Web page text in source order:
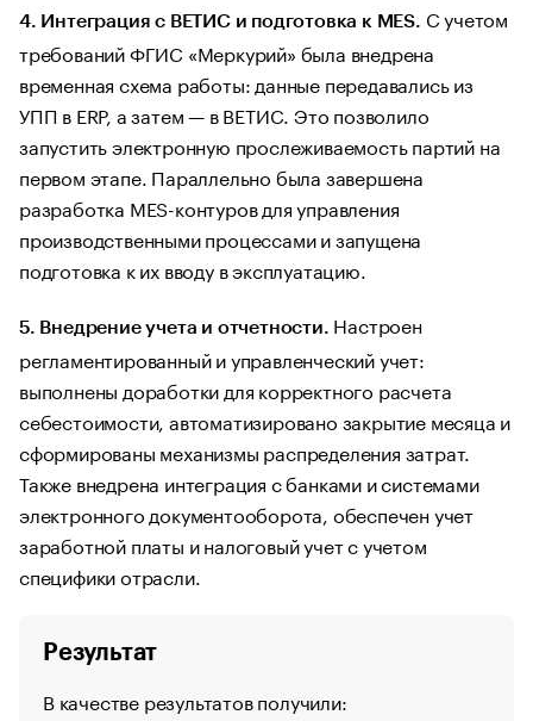
4. Интеграция с ВЕТИС и подготовка к MES. С учетом
требований ФГИС «Меркурий» была внедрена
временная схема работы: данные передавались из
УПП в ERP, а затем — в ВЕТИС. Это позволило
запустить электронную прослеживаемость партий на
первом этапе. Параллельно была завершена
разработка MES-контуров для управления
производственными процессами и запущена
подготовка к их вводу в эксплуатацию.
5. Внедрение учета и отчетности. Настроен
регламентированный и управленческий учет:
выполнены доработки для корректного расчета
себестоимости, автоматизировано закрытие месяца и
сформированы механизмы распределения затрат.
Также внедрена интеграция с банками и системами
электронного документооборота, обеспечен учет
заработной платы и налоговый учет с учетом
специфики отрасли.
Результат
В качестве результатов получили: